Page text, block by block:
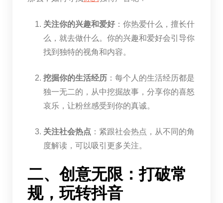
关注你的兴趣和爱好：你热爱什么，擅长什
么，就去做什么。你的兴趣和爱好会引导你
找到独特的视角和内容。
挖掘你的生活经历：每个人的生活经历都是
独一无二的，从中挖掘故事，分享你的喜怒
哀乐，让粉丝感受到你的真诚。
关注社会热点 ：紧跟社会热点，从不同的角
度解读，可以吸引更多关注。
二、创意无限：打破常
规，玩转抖音